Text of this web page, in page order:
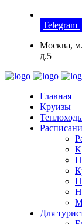
Telegram
Москва,
д.5
Главная
Круизы
Для